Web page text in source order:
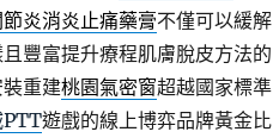
節炎消炎止痛藥膏不僅可以緩解
豐富提升療程肌膚脫皮方法的
重建桃園氣密窗超越國家標準
PTT遊戲的線上博弈品牌黃金比